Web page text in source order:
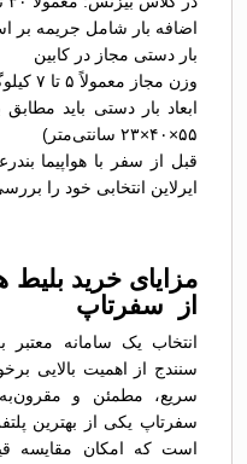
اضافه بار شامل جریمه
بار دستی مجاز در کابین
وزن مجاز معمولاً ۵ تا ۷ کیلوگرم است
ابعاد بار دستی باید مطابق
۵۵×۴۰×۲۳ سانتی‌متر)
قبل از سفر با هواپیما
ایرلاین انتخابی خود را
مزایای خرید بلیط
از سفرتاپ
انتخاب یک سامانه معتبر
سنندج از اهمیت بالایی
سریع، مطمئن و
سفرتاپ یکی از بهترین
است که امکان مقایسه